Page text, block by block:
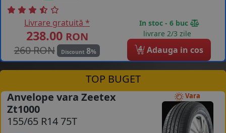
Livrare gratuită *
238.00 RON
260 RON
Discount 8%
In stoc - 6 buc
livrare 2/3 zile
4 Adauga in cos
TOP BUGET
Vara
Anvelope vara Zeetex
Zt1000
155/65 R14 75T